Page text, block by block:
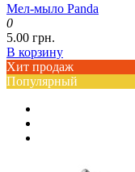
Мел-мыло Panda
0
5.00 грн.
В корзину
Хит продаж
Популярный